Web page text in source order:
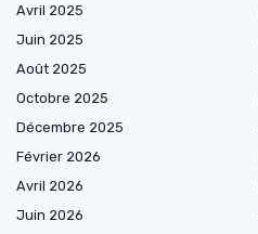
Avril 2025
Juin 2025
Août 2025
Octobre 2025
Décembre 2025
Février 2026
Avril 2026
Juin 2026